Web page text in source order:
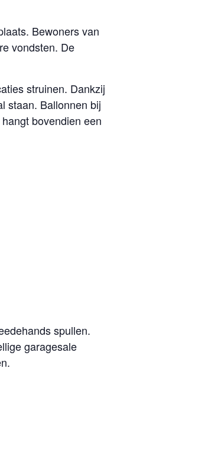
Bewoners van
vondsten. De
struinen. Dankzij
staan. Ballonnen bij
bovendien een
spullen.
garagesale